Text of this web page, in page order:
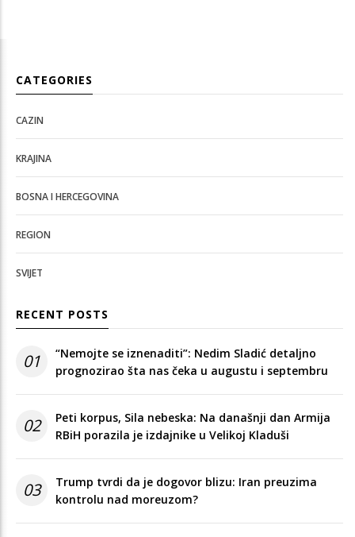
CATEGORIES
CAZIN
KRAJINA
BOSNA I HERCEGOVINA
REGION
SVIJET
RECENT POSTS
01
“Nemojte se iznenaditi”: Nedim Sladić detaljno
prognozirao šta nas čeka u augustu i septembru
02
Peti korpus, Sila nebeska: Na današnji dan Armija
RBiH porazila je izdajnike u Velikoj Kladuši
03
Trump tvrdi da je dogovor blizu: Iran preuzima
kontrolu nad moreuzom?